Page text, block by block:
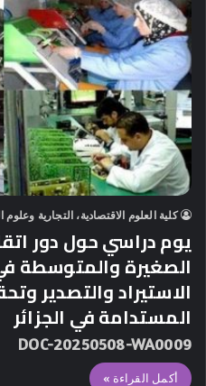
كلية العلوم الاقتصادية، التجارية وعلوم
يوم دراسي حول دور
الصغيرة والمتوسطة
الاستيراد والتصدير
المستدامة في الجزائر
DOC-20250508-WA0009
أكمل القراءة »